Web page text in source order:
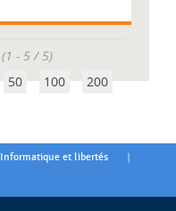
(1 - 5 / 5)
50 100 200
Informatique et libertés |